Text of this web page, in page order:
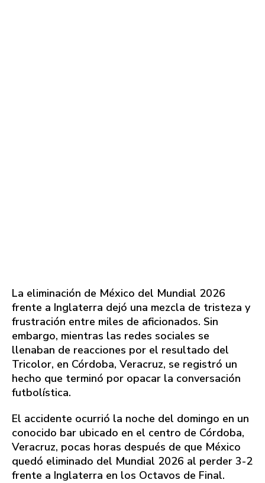
La eliminación de México del Mundial 2026
frente a Inglaterra dejó una mezcla de tristeza y
frustración entre miles de aficionados. Sin
embargo, mientras las redes sociales se
llenaban de reacciones por el resultado del
Tricolor, en Córdoba, Veracruz, se registró un
hecho que terminó por opacar la conversación
futbolística.
El accidente ocurrió la noche del domingo en un
conocido bar ubicado en el centro de Córdoba,
Veracruz, pocas horas después de que México
quedó eliminado del Mundial 2026 al perder 3-2
frente a Inglaterra en los Octavos de Final.